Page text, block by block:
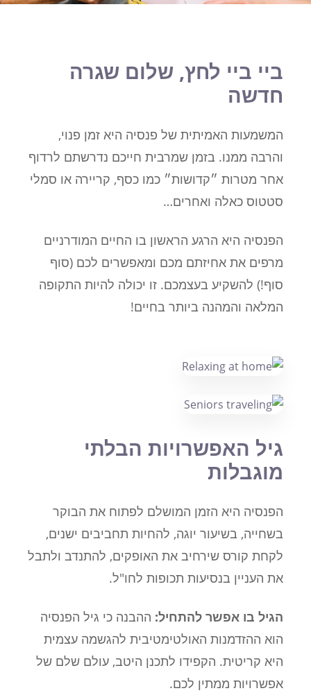
ביי ביי לחץ, שלום שגרה
חדשה
המשמעות האמיתית של פנסיה היא זמן פנוי,
והרבה ממנו. בזמן שמרבית חייכם נדרשתם לרדוף
אחר מטרות ״קדושות״ כמו כסף, קריירה או סמלי
סטטוס כאלה ואחרים…
הפנסיה היא הרגע הראשון בו החיים המודרניים
מרפים את אחיזתם מכם ומאפשרים לכם (סוף
סוף!) להשקיע בעצמכם. זו יכולה להיות התקופה
המלאה והמהנה ביותר בחיים!
גיל האפשרויות הבלתי
מוגבלות
הפנסיה היא הזמן המושלם לפתוח את הבוקר
בשחייה, בשיעור יוגה, להחיות תחביבים ישנים,
לקחת קורס שירחיב את האופקים, להתנדב ולתבל
את העניין בנסיעות תכופות לחו"ל.
הגיל בו אפשר להתחיל: ההבנה כי גיל הפנסיה
הוא ההזדמנות האולטימטיבית להגשמה עצמית
היא קריטית. הקפידו לתכנן היטב, עולם שלם של
אפשרויות ממתין לכם.